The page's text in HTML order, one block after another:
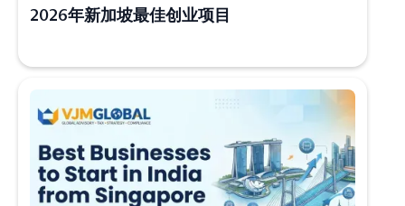
2026年新加坡最佳创业项目